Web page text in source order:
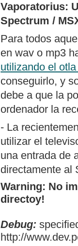
dos archivos
diferencias y
con un editor
Publicado
columnas bajo
con todos los
porción de
MSX). Permite
switch.com.
Conversor de
código
utilidad es la
compilación
operativos, a
OpenMSX
Linux de
Vaporatorius:
Spectrum /
Para todos
en wav o mp3
utilizando el
conseguirlo, y
debe a que la
ordenador la
- La
utilizar el
una entrada de
directamente al
Warning: No
directoy!
Debug:
http://